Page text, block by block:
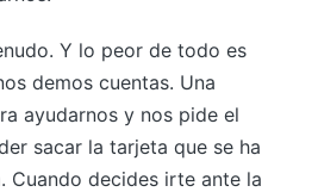
Y lo peor de todo es
demos cuentas. Una
ayudarnos y nos pide el
sacar la tarjeta que se ha
Cuando decides irte ante la